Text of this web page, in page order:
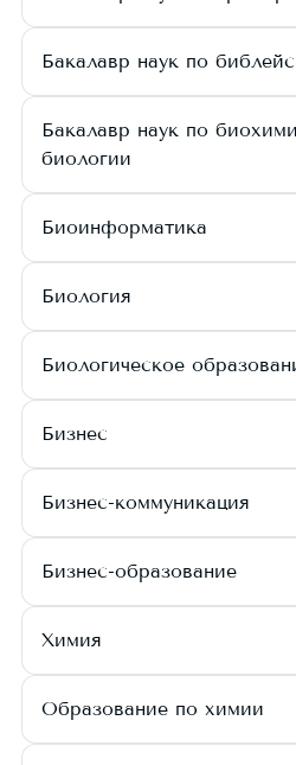
Бакалавр наук по
Бакалавр наук по
биологии
Биоинформатика
Биология
Биологическое
Бизнес
Бизнес-коммуникация
Бизнес-образование
Химия
Образование по химии